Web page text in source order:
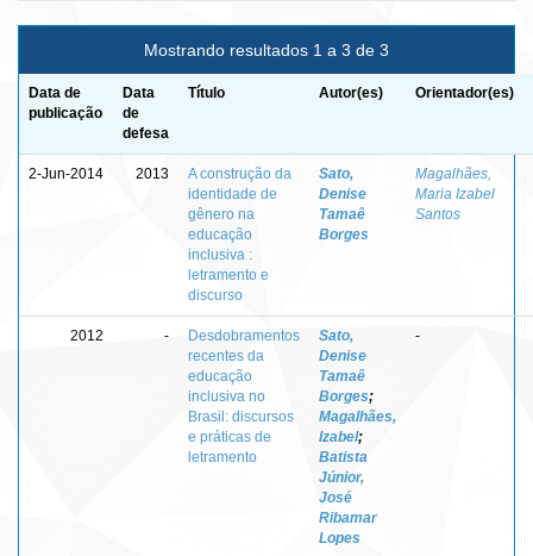
Mostrando resultados 1 a 3 de 3
Data de
publicação
Data
de
defesa
Título Autor(es) Orientador(es)
2-Jun-2014 2013
A construção da
identidade de
gênero na
educação
inclusiva :
letramento e
discurso
Sato,
Denise
Tamaê
Borges
Magalhães,
Maria Izabel
Santos
2012 -
Desdobramentos
recentes da
educação
inclusiva no
Brasil: discursos
e práticas de
letramento
Sato,
Denise
Tamaê
Borges;
Magalhães,
Izabel;
Batista
Júnior,
José
Ribamar
Lopes
-